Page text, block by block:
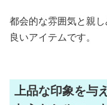
都会的な雰囲気と親
良いアイテムです。
上品な印象を与